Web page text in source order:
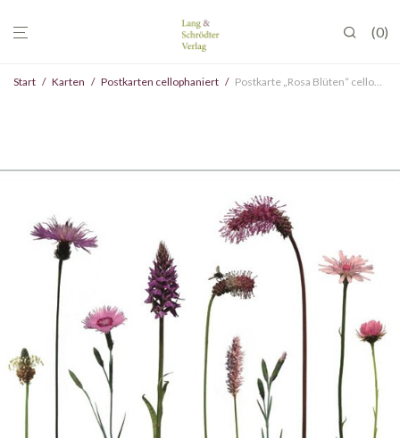
0
Start / Karten / Postkarten cellophaniert / Postkarte „Rosa Blüten“ cellophaniert, VE 10